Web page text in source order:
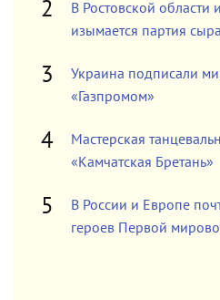
В Ростовской области
изымается партия
Украина подписали
«Газпромом»
Мастерская
«Камчатская Бретань»
В России и Европе
героев Первой